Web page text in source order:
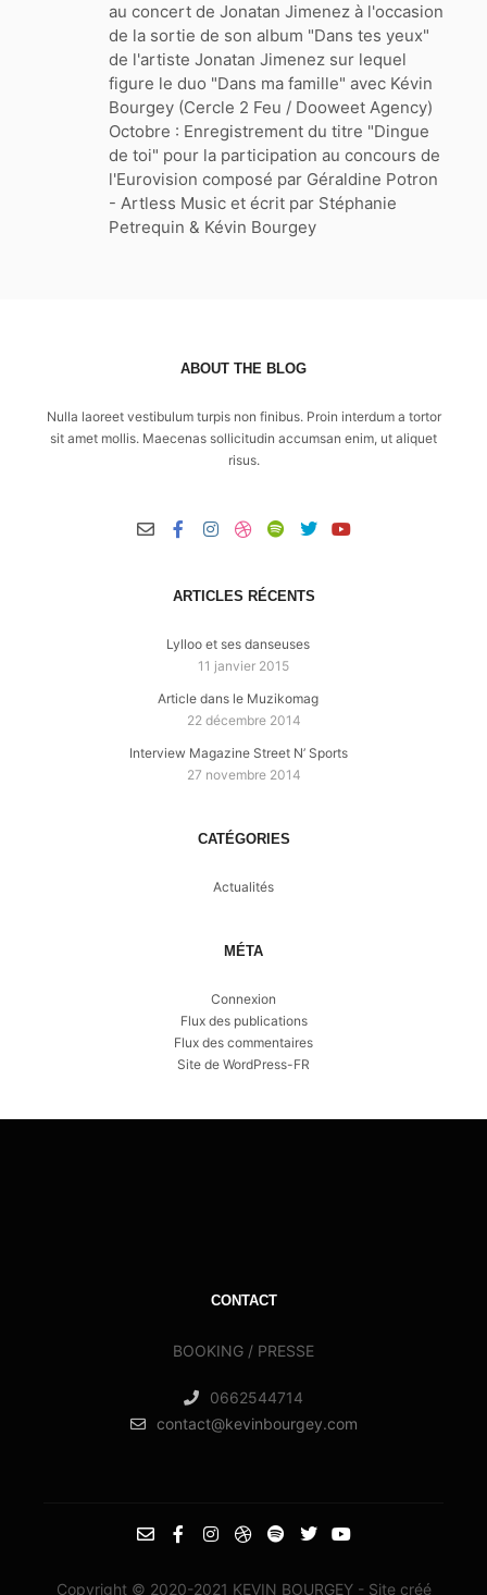
au concert de Jonatan Jimenez à l'occasion
de la sortie de son album "Dans tes yeux"
de l'artiste Jonatan Jimenez sur lequel
figure le duo "Dans ma famille" avec Kévin
Bourgey (Cercle 2 Feu / Dooweet Agency)
Octobre : Enregistrement du titre "Dingue
de toi" pour la participation au concours de
l'Eurovision composé par Géraldine Potron
- Artless Music et écrit par Stéphanie
Petrequin & Kévin Bourgey
ABOUT THE BLOG
Nulla laoreet vestibulum turpis non finibus. Proin interdum a tortor
sit amet mollis. Maecenas sollicitudin accumsan enim, ut aliquet
risus.
ARTICLES RÉCENTS
Lylloo et ses danseuses
11 janvier 2015
Article dans le Muzikomag
22 décembre 2014
Interview Magazine Street N’ Sports
27 novembre 2014
CATÉGORIES
Actualités
MÉTA
Connexion
Flux des publications
Flux des commentaires
Site de WordPress-FR
CONTACT
BOOKING / PRESSE
0662544714
contact@kevinbourgey.com
Copyright © 2020-2021 KEVIN BOURGEY - Site créé